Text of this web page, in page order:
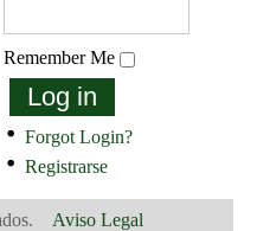
Remember Me
Log in
Forgot Login?
Registrarse
Aviso Legal